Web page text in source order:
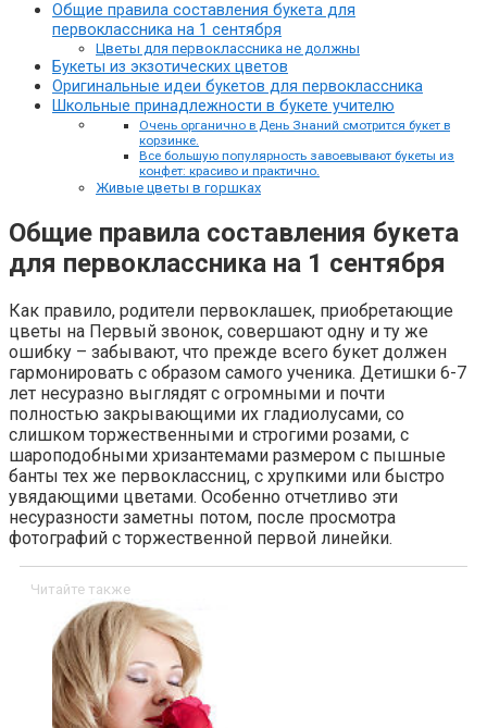
Общие правила составления букета для
первоклассника на 1 сентября
Цветы для первоклассника не должны
Букеты из экзотических цветов
Оригинальные идеи букетов для первоклассника
Школьные принадлежности в букете учителю
Очень органично в День Знаний смотрится букет в
корзинке.
Все большую популярность завоевывают букеты из
конфет: красиво и практично.
Живые цветы в горшках
Общие правила составления букета
для первоклассника на 1 сентября
Как правило, родители первоклашек, приобретающие
цветы на Первый звонок, совершают одну и ту же
ошибку – забывают, что прежде всего букет должен
гармонировать с образом самого ученика. Детишки 6-7
лет несуразно выглядят с огромными и почти
полностью закрывающими их гладиолусами, со
слишком торжественными и строгими розами, с
шароподобными хризантемами размером с пышные
банты тех же первоклассниц, с хрупкими или быстро
увядающими цветами. Особенно отчетливо эти
несуразности заметны потом, после просмотра
фотографий с торжественной первой линейки.
Читайте также